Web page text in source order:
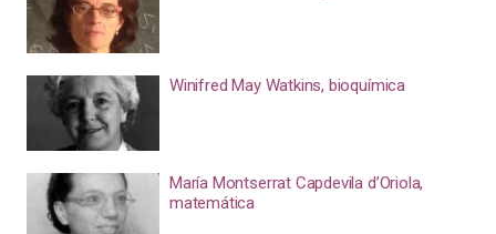
Winifred May Watkins, bioquímica
María Montserrat Capdevila d’Oriola,
matemática